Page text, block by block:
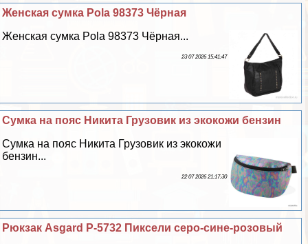
Женская сумка Pola 98373 Чёрная
Женская сумка Pola 98373 Чёрная...
23 07 2026 15:41:47
Сумка на пояс Никита Грузовик из экокожи бензин
Сумка на пояс Никита Грузовик из экокожи
бензин...
22 07 2026 21:17:30
Рюкзак Asgard Р-5732 Пиксели серо-сине-розовый